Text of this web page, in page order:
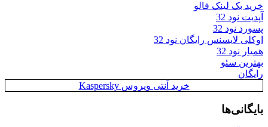
خرید بک لینک فالو
آپدیت نود 32
پسورد نود 32
اوکلی لایسنس رایگان نود 32
همیار نود 32
بهترین سئو
رایگان
خرید آنتی ویروس Kaspersky
بایگانی‌ها